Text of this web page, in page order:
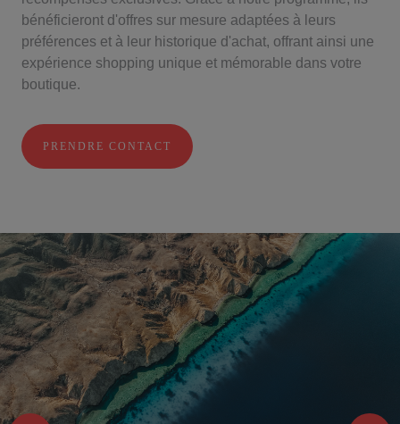
bénéficieront d'offres sur mesure adaptées à leurs
préférences et à leur historique d'achat, offrant ainsi une
expérience shopping unique et mémorable dans votre
boutique.
PRENDRE CONTACT